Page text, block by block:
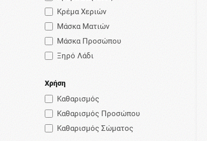
Κρέμα Χεριών
Μάσκα Ματιών
Μάσκα Προσώπου
Ξηρό Λάδι
Χρήση
Καθαρισμός
Καθαρισμός Προσώπου
Καθαρισμός Σώματος